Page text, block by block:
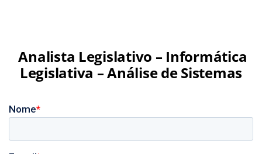
Analista Legislativo – Informática
Legislativa – Análise de Sistemas